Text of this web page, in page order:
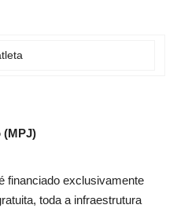
(MPJ)
financiado exclusivamente
toda a infraestrutura